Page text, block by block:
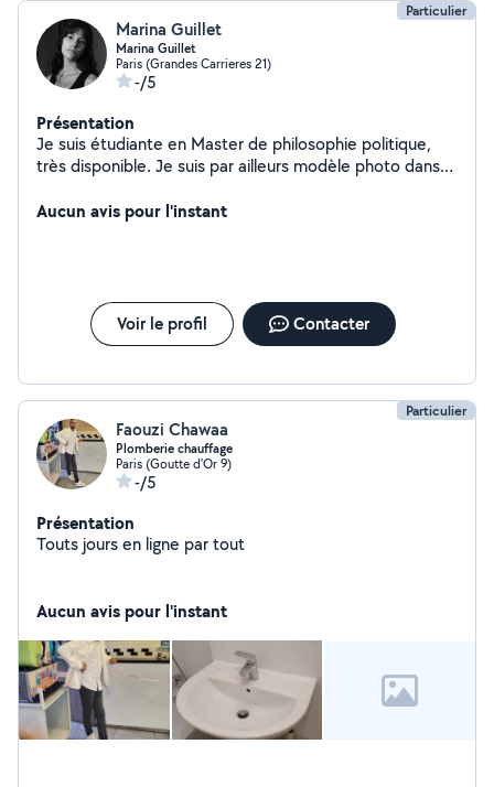
Particulier
Marina Guillet
Marina Guillet
Paris (Grandes Carrieres 21)
-/5
Présentation
Je suis étudiante en Master de philosophie politique,
très disponible. Je suis par ailleurs modèle photo dans
Aucun avis pour l'instant
Voir le profil Contacter
Particulier
Faouzi Chawaa
Plomberie chauffage
Paris (Goutte d'Or 9)
-/5
Présentation
Touts jours en ligne par tout
Aucun avis pour l'instant